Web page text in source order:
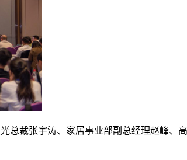
裁张宇涛、家居事业部副总经理赵峰、